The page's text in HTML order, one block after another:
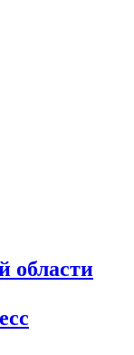
области